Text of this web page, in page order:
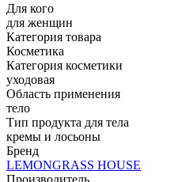
Для кого
для женщин
Категория товара
Косметика
Категория косметики
уходовая
Область применения
тело
Тип продукта для тела
кремы и лосьоны
Бренд
LEMONGRASS HOUSE
Производитель